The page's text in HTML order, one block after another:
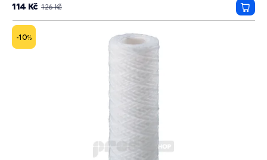
126 Kč
114 Kč
do
-10%